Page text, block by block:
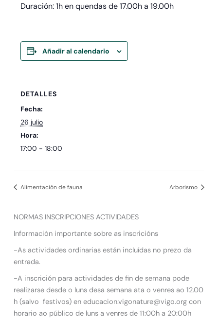
Duración: 1h en quendas de 17.00h a 19.00h
Añadir al calendario
DETALLES
Fecha:
26 julio
Hora:
17:00 - 18:00
Alimentación de fauna Arborismo
NORMAS INSCRIPCIONES ACTIVIDADES
Información importante sobre as inscricións
-As actividades ordinarias están incluídas no prezo da
entrada.
-A inscrición para actividades de fin de semana pode
realizarse desde o luns desa semana ata o venres ao 12.00
h (salvo festivos) en educacion.vigonature@vigo.org con
horario ao público de luns a venres de 11:00h a 20:00h